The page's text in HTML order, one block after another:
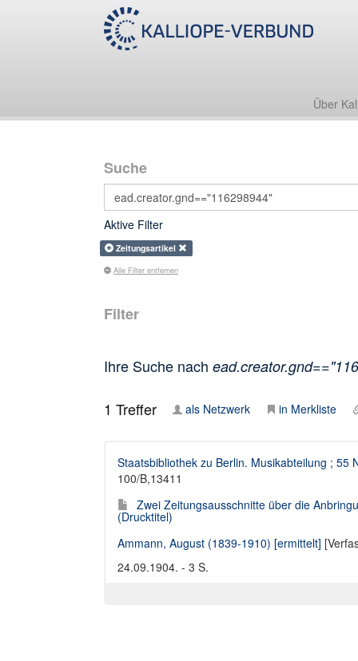
Über
Suche
Aktive Filter
Zeitungsartikel
Alle Filter entfernen
Filter
Ihre Suche nach
1 Treffer als Netzwerk in Merkliste
Staatsbibliothek zu Berlin. Musikabteilung ; 55
100/B,13411
Zwei Zeitungsausschnitte über die
(Drucktitel)
Ammann, August (1839-1910) [ermittelt]
24.09.1904. - 3 S.